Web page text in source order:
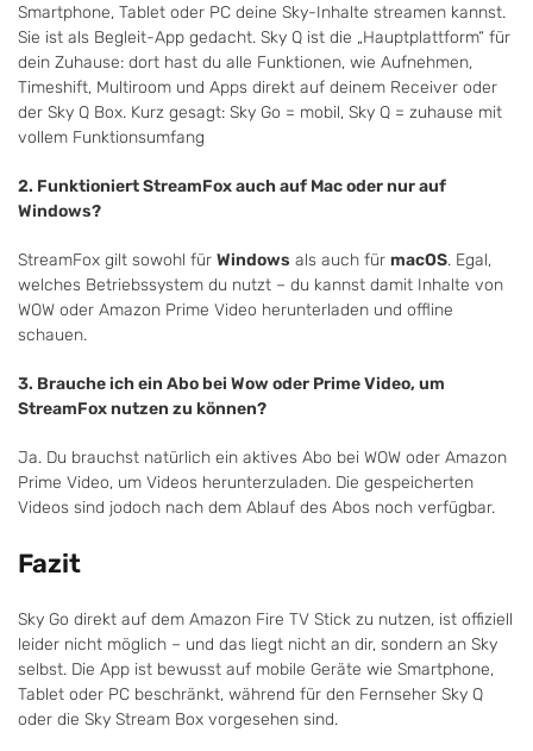
Smartphone, Tablet oder PC deine Sky-Inhalte streamen kannst.
Sie ist als Begleit-App gedacht. Sky Q ist die „Hauptplattform“ für
dein Zuhause: dort hast du alle Funktionen, wie Aufnehmen,
Timeshift, Multiroom und Apps direkt auf deinem Receiver oder
der Sky Q Box. Kurz gesagt: Sky Go = mobil, Sky Q = zuhause mit
vollem Funktionsumfang
2. Funktioniert StreamFox auch auf Mac oder nur auf
Windows?
StreamFox gilt sowohl für Windows als auch für macOS. Egal,
welches Betriebssystem du nutzt – du kannst damit Inhalte von
WOW oder Amazon Prime Video herunterladen und offline
schauen.
3. Brauche ich ein Abo bei Wow oder Prime Video, um
StreamFox nutzen zu können?
Ja. Du brauchst natürlich ein aktives Abo bei WOW oder Amazon
Prime Video, um Videos herunterzuladen. Die gespeicherten
Videos sind jodoch nach dem Ablauf des Abos noch verfügbar.
Fazit
Sky Go direkt auf dem Amazon Fire TV Stick zu nutzen, ist offiziell
leider nicht möglich – und das liegt nicht an dir, sondern an Sky
selbst. Die App ist bewusst auf mobile Geräte wie Smartphone,
Tablet oder PC beschränkt, während für den Fernseher Sky Q
oder die Sky Stream Box vorgesehen sind.